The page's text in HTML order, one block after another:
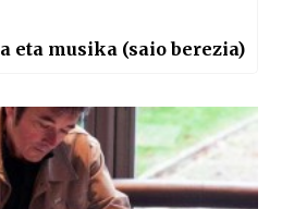
eta musika (saio berezia)